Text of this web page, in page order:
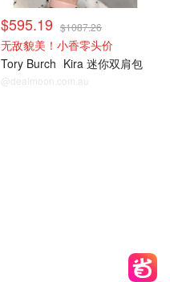
$595.19 $1087.26
无敌貌美！小香零头价
Tory Burch Kira 迷你双肩包
@dealmoon.com.au